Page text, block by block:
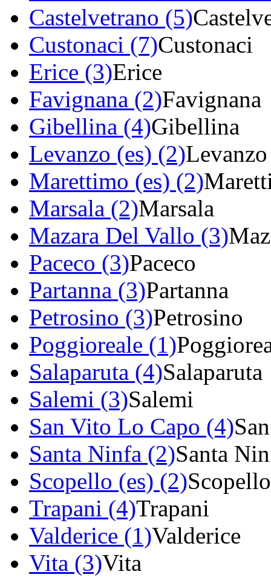
Castelvetrano (5)
Custonaci (7)Custonaci
Erice (3)Erice
Favignana (2)Favignana
Gibellina (4)Gibellina
Levanzo (es) (2)Levanzo
Marettimo (es) (2)
Marsala (2)Marsala
Mazara Del Vallo (3)
Paceco (3)Paceco
Partanna (3)Partanna
Petrosino (3)Petrosino
Poggioreale (1)
Salaparuta (4)Salaparuta
Salemi (3)Salemi
San Vito Lo Capo (4)
Santa Ninfa (2)Santa
Scopello (es) (2)Scopello
Trapani (4)Trapani
Valderice (1)Valderice
Vita (3)Vita